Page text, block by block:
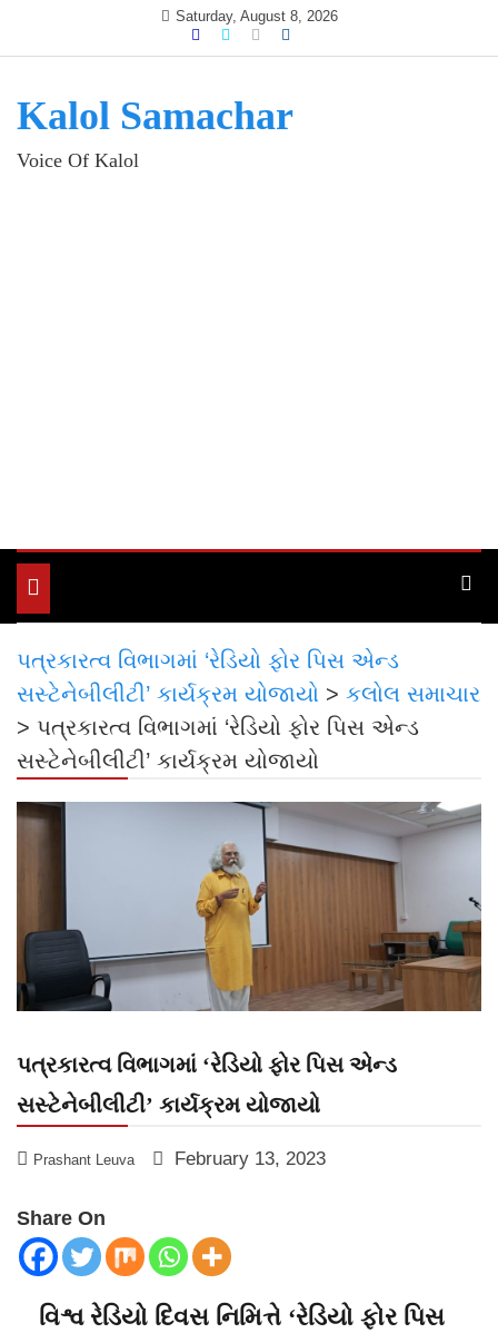
Saturday, August 8, 2026
Kalol Samachar
Voice Of Kalol
Toggle
navigation
પત્રકારત્વ વિભાગમાં ‘રેડિયો ફોર પિસ એન્ડ
સસ્ટેનેબીલીટી’ કાર્યક્રમ યોજાયો > કલોલ સમાચાર
> પત્રકારત્વ વિભાગમાં ‘રેડિયો ફોર પિસ એન્ડ
સસ્ટેનેબીલીટી’ કાર્યક્રમ યોજાયો
પત્રકારત્વ વિભાગમાં ‘રેડિયો ફોર પિસ એન્ડ
સસ્ટેનેબીલીટી’ કાર્યક્રમ યોજાયો
Prashant Leuva February 13, 2023
Share On
વિશ્વ રેડિયો દિવસ નિમિત્તે ‘રેડિયો ફોર પિસ